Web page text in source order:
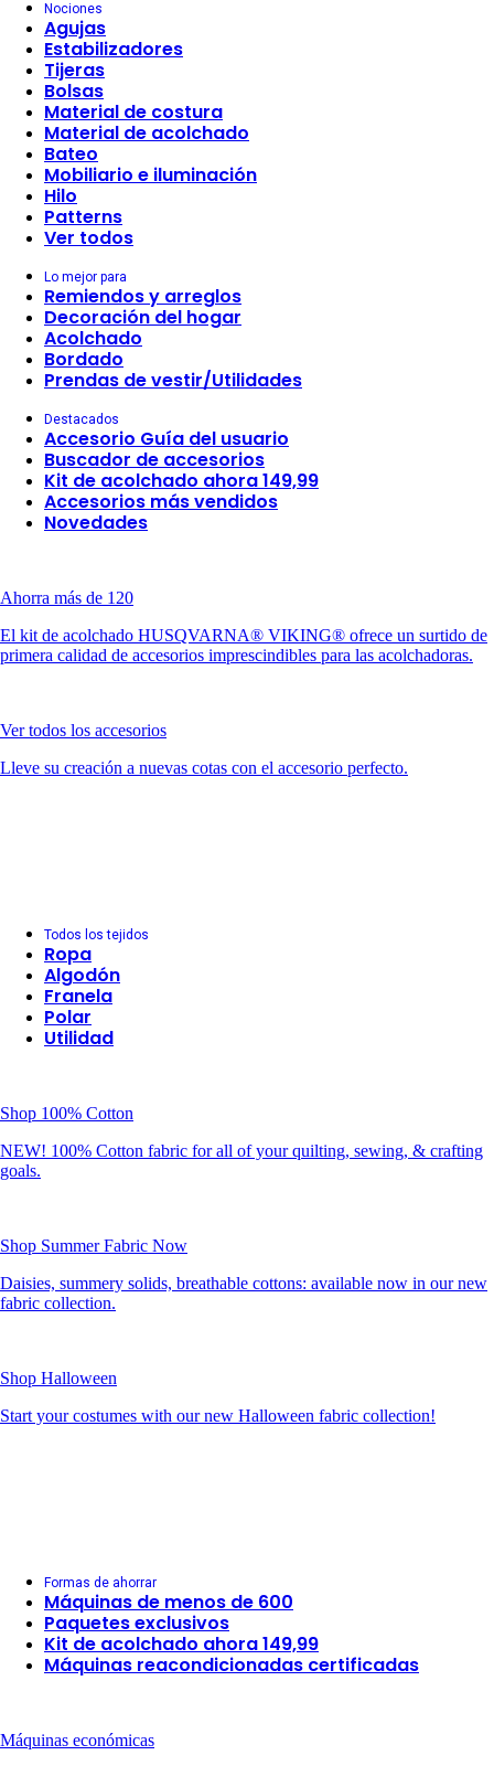
Nociones
Agujas
Estabilizadores
Tijeras
Bolsas
Material de costura
Material de acolchado
Bateo
Mobiliario e iluminación
Hilo
Patterns
Ver todos
Lo mejor para
Remiendos y arreglos
Decoración del hogar
Acolchado
Bordado
Prendas de vestir/Utilidades
Destacados
Accesorio Guía del usuario
Buscador de accesorios
Kit de acolchado ahora 149,99
Accesorios más vendidos
Novedades
Ahorra más de 120
El kit de acolchado HUSQVARNA® VIKING® ofrece un surtido de
primera calidad de accesorios imprescindibles para las acolchadoras.
Ver todos los accesorios
Lleve su creación a nuevas cotas con el accesorio perfecto.
Todos los tejidos
Ropa
Algodón
Franela
Polar
Utilidad
Shop 100% Cotton
NEW! 100% Cotton fabric for all of your quilting, sewing, & crafting
goals.
Shop Summer Fabric Now
Daisies, summery solids, breathable cottons: available now in our new
fabric collection.
Shop Halloween
Start your costumes with our new Halloween fabric collection!
Formas de ahorrar
Máquinas de menos de 600
Paquetes exclusivos
Kit de acolchado ahora 149,99
Máquinas reacondicionadas certificadas
Máquinas económicas